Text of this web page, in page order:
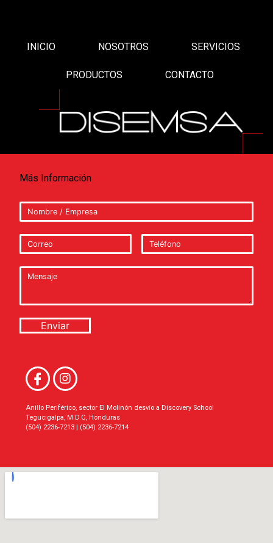
INICIO NOSOTROS SERVICIOS
PRODUCTOS CONTACTO
Más Información
Enviar
Anillo Periférico, sector El Molinón desvío a Discovery School
Tegucigalpa, M.D.C, Honduras
(504) 2236-7213 | (504) 2236-7214